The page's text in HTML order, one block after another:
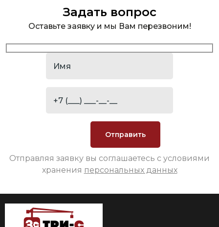
Задать вопрос
Оставьте заявку и мы Вам перезвоним!
Отправляя заявку вы соглашаетесь с условиями
хранения персональных данных